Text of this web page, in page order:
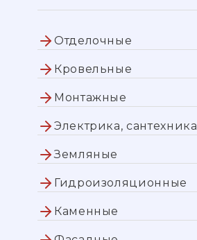
Отделочные
Кровельные
Монтажные
Электрика, сантехника
Земляные
Гидроизоляционные
Каменные